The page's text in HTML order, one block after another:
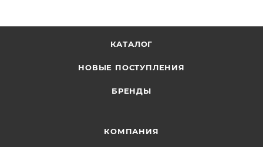
КАТАЛОГ
НОВЫЕ ПОСТУПЛЕНИЯ
БРЕНДЫ
КОМПАНИЯ